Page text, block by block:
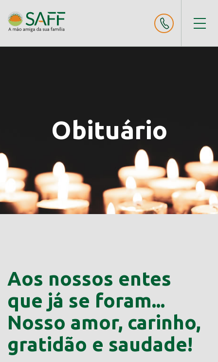
Obituário
Aos nossos entes
que já se foram...
Nosso amor, carinho,
gratidão e saudade!